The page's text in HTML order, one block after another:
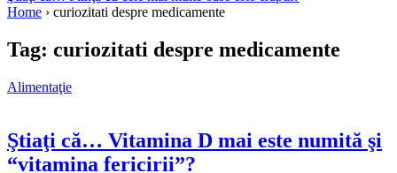
Home › curiozitati despre medicamente
Tag: curiozitati despre medicamente
Alimentaţie
Ştiaţi că… Vitamina D mai este numită şi
“vitamina fericirii”?